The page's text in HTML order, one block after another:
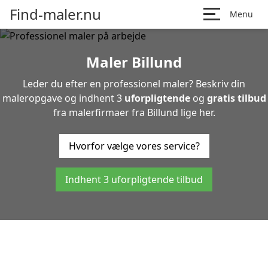
Find-maler.nu Menu
Maler Billund
Leder du efter en professionel maler? Beskriv din
maleropgave og indhent 3 uforpligtendeog gratis tilbud
fra malerfirmaer fra Billund lige her.
Hvorfor vælge vores service?
Indhent 3 uforpligtende tilbud